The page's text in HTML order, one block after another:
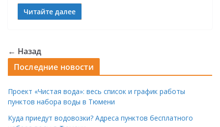
Читайте далее
← Назад
Последние новости
Проект «Чистая вода»: весь список и график работы
пунктов набора воды в Тюмени
Куда приедут водовозки? Адреса пунктов бесплатного